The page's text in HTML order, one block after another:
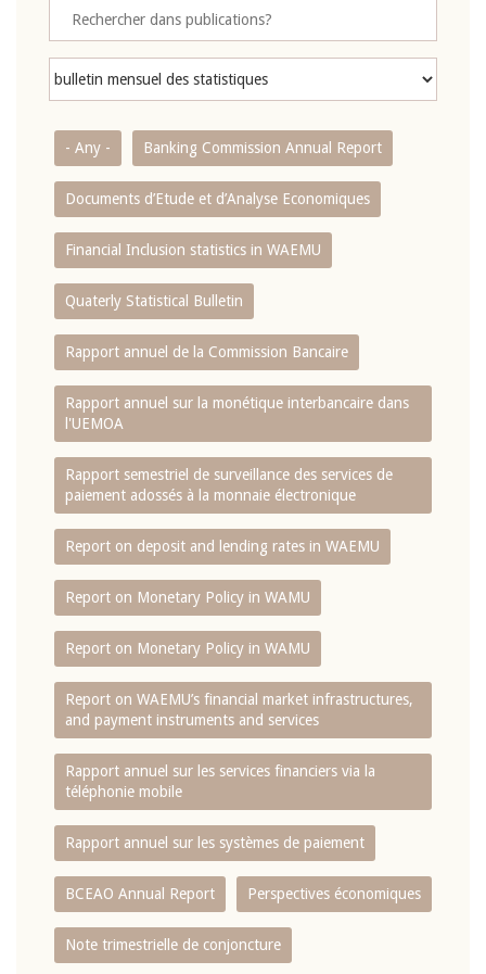
- Any - Banking Commission Annual Report
Documents d’Etude et d’Analyse Economiques
Financial Inclusion statistics in WAEMU
Quaterly Statistical Bulletin
Rapport annuel de la Commission Bancaire
Rapport annuel sur la monétique interbancaire dans
l'UEMOA
Rapport semestriel de surveillance des services de
paiement adossés à la monnaie électronique
Report on deposit and lending rates in WAEMU
Report on Monetary Policy in WAMU
Report on Monetary Policy in WAMU
Report on WAEMU’s financial market infrastructures,
and payment instruments and services
Rapport annuel sur les services financiers via la
téléphonie mobile
Rapport annuel sur les systèmes de paiement
BCEAO Annual Report Perspectives économiques
Note trimestrielle de conjoncture